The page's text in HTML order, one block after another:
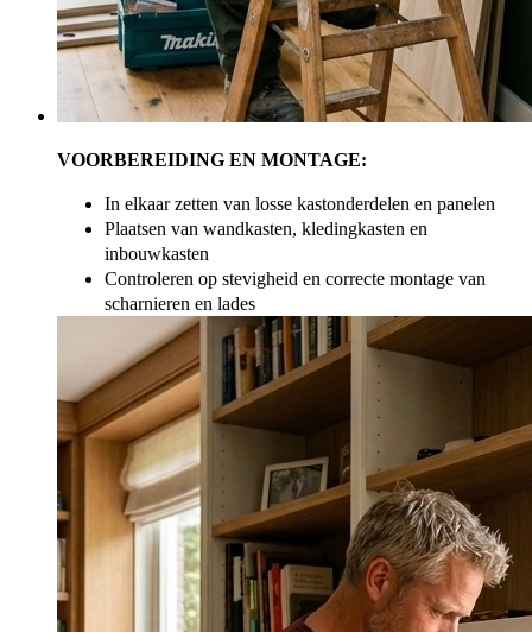
VOORBEREIDING EN MONTAGE:
In elkaar zetten van losse kastonderdelen en panelen
Plaatsen van wandkasten, kledingkasten en
inbouwkasten
Controleren op stevigheid en correcte montage van
scharnieren en lades